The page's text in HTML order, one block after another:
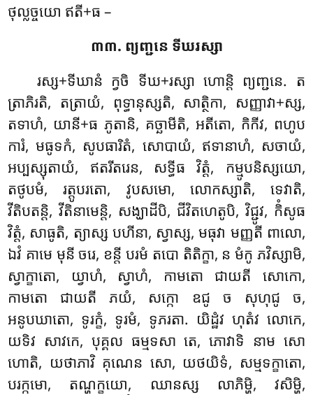
ថុល្លច្ចយោ ឥតី+ធ –
៣៣. ព្យញ្ជនេ ទីឃរស្សា
រស្ស+ទីឃានំ ក្វចិ ទីឃ+រស្សា ហោន្តិ ព្យញ្ជនេ. ត
ត្រាភិរតិ, តត្រាយំ, ពុទ្ធានុស្សតិ, សាត្ថិកា, សញ្ញាវា+ស្ស,
តទាហំ, យានី+ធ ភូតានិ, គច្ឆាមីតិ, អតីតោ, កិកីវ, ពហូប
ការំ, មធូទកំ, សូបធារិតំ, សោបាយំ, ឥទានាហំ, សចាយំ,
អប្បស្សុតាយំ, ឥតរីតរេន, សទ្ធីធ វិត្តំ, កម្មូបនិស្សយោ,
តថូបមំ, រត្តូបរតោ, វូបសមោ, លោកស្សាតិ, ទេវាតិ,
វីតិបតន្តិ, វីតិនាមេន្តិ, សង្ឃាដីបិ, ជីវិតហេតូបិ, វិជ្ជូវ, កិំសូធ
វិត្តំ, សាធូតិ, ត្យាស្ស បហីនា, ស្វាស្ស, មធុវា មញ្ញតី ពាលោ,
ឯវំ គាមេ មុនី ចរេ, ខន្តី បរមំ តបោ តិតិក្ខា, ន មំកូ ភវិស្សាមិ,
ស្វាក្ខាតោ, យ្វាហំ, ស្វាហំ, កាមតោ ជាយតី សោកោ,
កាមតោ ជាយតី ភយំ, សក្កោ ឧជូ ច សុហុជូ ច,
អនូបឃាតោ, ទូរក្ខំ, ទូរមំ, ទូភរតា. យិដ្ឋំវ ហុតំវ លោកេ,
យទិវ សាវកេ, បុគ្គល ធម្មទសា តេ, ភោវាទិ នាម សោ
ហោតិ, យថាភាវិ គុណេន សោ, យថយិទំ, សម្មទក្ខាតោ,
បរក្កមោ, តណ្ហក្ខយោ, ឈានស្ស លាភិម្ហិ, វសិម្ហិ,